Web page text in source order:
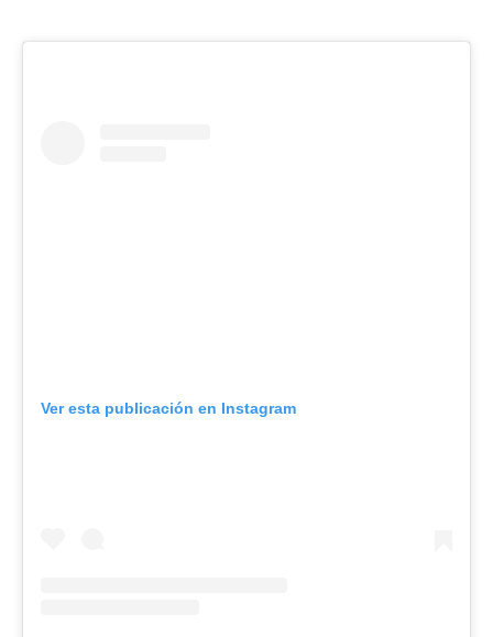
Ver esta publicación en Instagram